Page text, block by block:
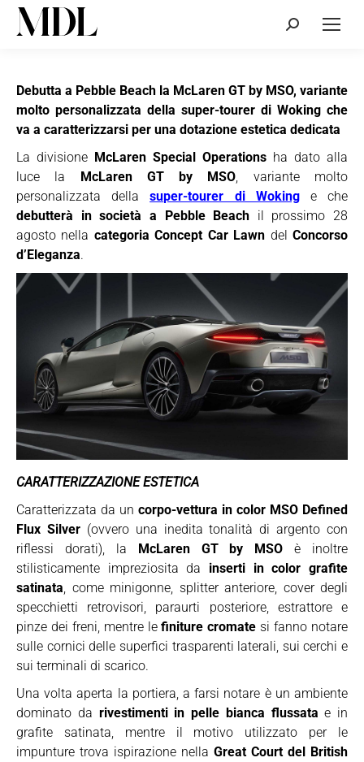
Cerca:
Debutta a Pebble Beach la McLaren GT by MSO, variante
molto personalizzata della super-tourer di Woking che
va a caratterizzarsi per una dotazione estetica dedicata
La divisione McLaren Special Operations ha dato alla
luce la McLaren GT by MSO, variante molto
personalizzata dellasuper-tourer di Wokinge che
debutterà in società a Pebble Beach il prossimo 28
agosto nella categoria Concept Car Lawn delConcorso
d’Eleganza.
CARATTERIZZAZIONE ESTETICA
Caratterizzata da un corpo-vettura in color MSO Defined
Flux Silver(ovvero una inedita tonalità di argento con
riflessi dorati), la McLaren GT by MSO è inoltre
stilisticamente impreziosita da inserti in color grafite
satinata , come minigonne, splitter anteriore, cover degli
specchietti retrovisori, paraurti posteriore, estrattore e
pinze dei freni, mentre lefiniture cromate si fanno notare
sulle cornici delle superfici trasparenti laterali, sui cerchi e
sui terminali di scarico.
Una volta aperta la portiera, a farsi notare è un ambiente
dominato da rivestimenti in pelle bianca flussata e in
grafite satinata, mentre il motivo utilizzato per le
impunture trova ispirazione nella Great Court del British